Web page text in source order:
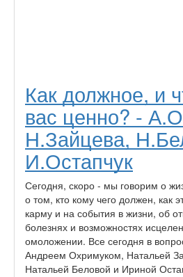
Как должное, и
вас ценно? -
Н.Зайцева,
И.Остапчук
Сегодня, скоро - мы говорим о
о том, кто кому чего должен, как
карму и на события в жизни, об
болезнях и возможностях
омоложении. Все сегодня в
Андреем Охримуком, Натальей
Натальей Беловой и Ириной